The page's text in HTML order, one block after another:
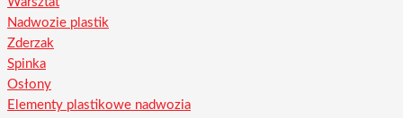
Nadwozie plastik
Zderzak
Spinka
Osłony
Elementy plastikowe nadwozia